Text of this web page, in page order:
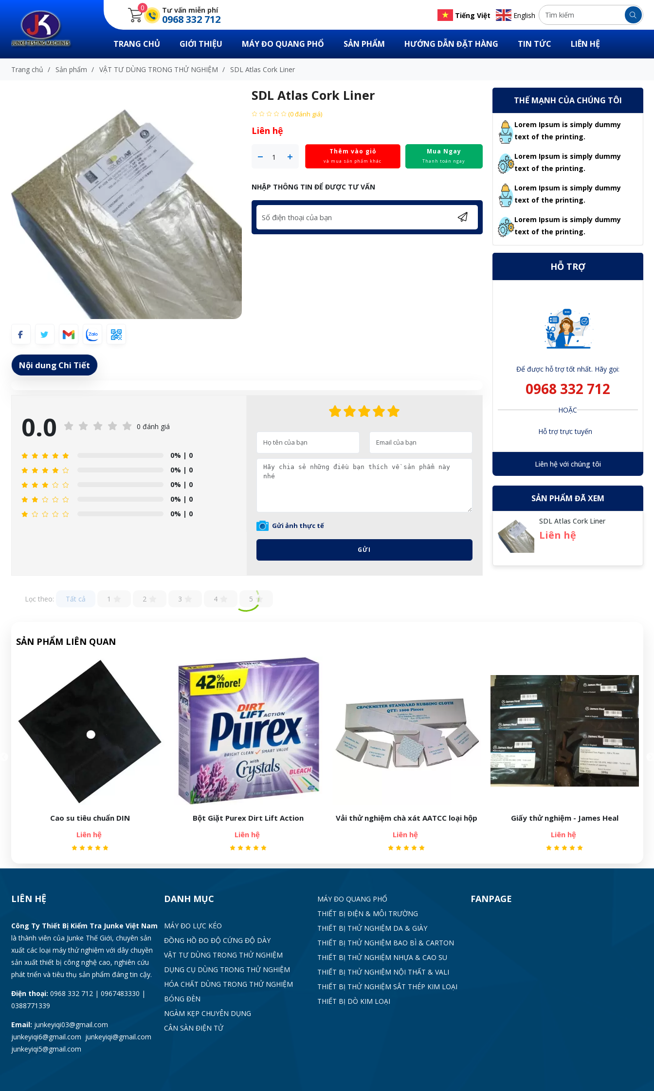
0 Tư vấn miễn phí
0968 332 712 Tiếng Việt English
TRANG CHỦ GIỚI THIỆU MÁY ĐO QUANG PHỔ SẢN PHẨM HƯỚNG DẪN ĐẶT HÀNG TIN TỨC LIÊN HỆ
Trang chủ / Sản phẩm / VẬT TƯ DÙNG TRONG THỬ NGHIỆM / SDL Atlas Cork Liner
SDL Atlas Cork Liner
(0 đánh giá)
Liên hệ
Thêm vào giỏ
và mua sản phẩm khác
Mua Ngay
Thanh toán ngay
NHẬP THÔNG TIN ĐỂ ĐƯỢC TƯ VẤN
Nội dung Chi Tiết
0.0 0 đánh giá
0% | 0
0% | 0
0% | 0
0% | 0
0% | 0
Gửi ảnh thực tế
GỬI
Lọc theo: Tất cả 1 2 3 4 5
THẾ MẠNH CỦA CHÚNG TÔI
Lorem Ipsum is simply dummy
text of the printing.
Lorem Ipsum is simply dummy
text of the printing.
Lorem Ipsum is simply dummy
text of the printing.
Lorem Ipsum is simply dummy
text of the printing.
HỖ TRỢ
Để được hỗ trợ tốt nhất. Hãy gọi:
0968 332 712
HOẶC
Hỗ trợ trực tuyến
Liên hệ với chúng tôi
SẢN PHẨM ĐÃ XEM
SDL Atlas Cork Liner
Liên hệ
SẢN PHẨM LIÊN QUAN
Bột Giặt Purex Dirt Lift Action
Liên hệ
Vải thử nghiệm chà xát AATCC loại hộp
Liên hệ
Giấy thử nghiệm - James Heal
Liên hệ
SDL Atlas Cork Liner
Liên hệ
LIÊN HỆ
Công Ty Thiết Bị Kiểm Tra Junke Việt Nam
là thành viên của Junke Thế Giới, chuyên sản
xuất các loại máy thử nghiệm với dây chuyền
sản xuất thiết bị công nghệ cao, nghiên cứu
phát triển và tiêu thụ sản phẩm đáng tin cậy.
Điện thoại: 0968 332 712 | 0967483330 |
0388771339
Email: junkeyiqi03@gmail.com
junkeyiqi6@gmail.com junkeyiqi@gmail.com
junkeyiqi5@gmail.com
DANH MỤC
MÁY ĐO LỰC KÉO
ĐỒNG HỒ ĐO ĐỘ CỨNG ĐỘ DÀY
VẬT TƯ DÙNG TRONG THỬ NGHIỆM
DỤNG CỤ DÙNG TRONG THỬ NGHIỆM
HÓA CHẤT DÙNG TRONG THỬ NGHIỆM
BÓNG ĐÈN
NGÀM KẸP CHUYÊN DỤNG
CÂN SÀN ĐIỆN TỬ
MÁY ĐO QUANG PHỔ
THIẾT BỊ ĐIỆN & MÔI TRƯỜNG
THIẾT BỊ THỬ NGHIỆM DA & GIÀY
THIẾT BỊ THỬ NGHIỆM BAO BÌ & CARTON
THIẾT BỊ THỬ NGHIỆM NHỰA & CAO SU
THIẾT BỊ THỬ NGHIỆM NỘI THẤT & VALI
THIẾT BỊ THỬ NGHIỆM SẮT THÉP KIM LOẠI
THIẾT BỊ DÒ KIM LOẠI
FANPAGE